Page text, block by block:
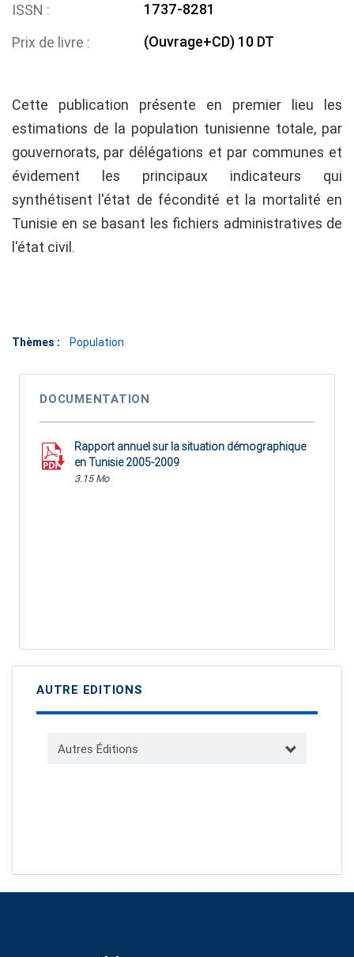
ISSN
1737-8281
Prix de livre
(Ouvrage+CD) 10 DT
Cette publication présente en premier lieu les
estimations de la population tunisienne totale, par
gouvernorats, par délégations et par communes et
évidement les principaux indicateurs qui
synthétisent l'état de fécondité et la mortalité en
Tunisie en se basant les fichiers administratives de
l'état civil.
Thèmes : Population
DOCUMENTATION
Rapport annuel sur la situation démographique
en Tunisie 2005-2009
3.15 Mo
AUTRE EDITIONS
Autres Éditions